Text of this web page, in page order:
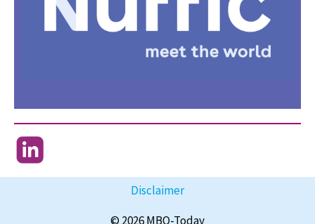
Disclaimer
© 2026 MBO-Today